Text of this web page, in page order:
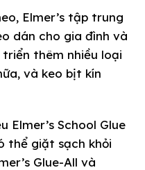
Elmer’s tập trung
dán cho gia đình và
thêm nhiều loại
và keo bịt kín
Elmer’s School Glue
thể giặt sạch khỏi
Glue-All và